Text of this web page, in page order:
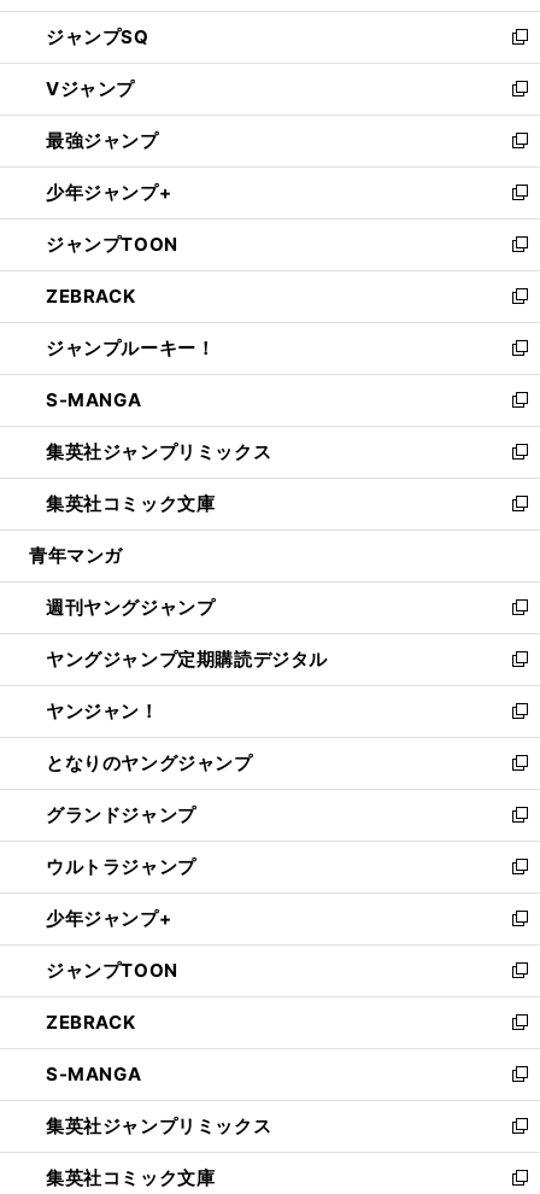
し
い
ウ
ィ
ン
ド
ウ
で
開
く
ジャンプSQ
新
し
い
ウ
ィ
ン
ド
ウ
で
開
く
Vジャンプ
新
し
い
ウ
ィ
ン
ド
ウ
で
開
く
最強ジャンプ
新
し
い
ウ
ィ
ン
ド
ウ
で
開
く
少年ジャンプ+
新
し
い
ウ
ィ
ン
ド
ウ
で
開
く
ジャンプTOON
新
し
い
ウ
ィ
ン
ド
ウ
で
開
く
ZEBRACK
新
し
い
ウ
ィ
ン
ド
ウ
で
開
ジャンプルーキー！
新
し
い
ウ
ィ
ン
ド
ウ
開
く
S-MANGA
新
し
い
ウ
ィ
ン
ウ
で
開
く
集英社ジャンプリミックス
新
し
い
ウ
ン
ド
ウ
で
開
く
集英社コミック文庫
新
し
ウ
ィ
ン
ド
ウ
で
開
く
青年マンガ
週刊ヤングジャンプ
新
し
い
ウ
ィ
ン
ド
ウ
で
開
く
ヤングジャンプ定期購読デジタル
新
し
い
ウ
ィ
ン
ド
ウ
で
開
く
ヤンジャン！
新
し
い
ウ
ィ
ン
ド
ウ
で
開
く
となりのヤングジャンプ
新
し
い
ウ
ィ
ン
ド
ウ
で
開
く
グランドジャンプ
新
し
い
ウ
ィ
ン
ド
ウ
で
開
く
ウルトラジャンプ
新
し
い
ウ
ィ
ン
ド
ウ
で
開
く
少年ジャンプ+
新
し
い
ウ
ィ
ン
ド
ウ
で
開
く
ジャンプTOON
新
し
い
ウ
ィ
ン
ド
ウ
で
ZEBRACK
新
し
い
ウ
ィ
ン
ド
S-MANGA
新
し
い
ウ
ィ
集英社ジャンプリミックス
新
し
い
集英社コミック文庫 新